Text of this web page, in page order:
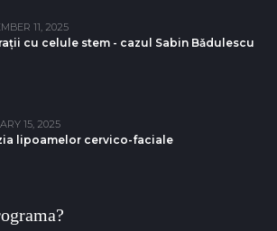
11, 2025
cu celule stem - cazul Sabin Bǎdulescu
15, 2025
lipoamelor cervico-faciale